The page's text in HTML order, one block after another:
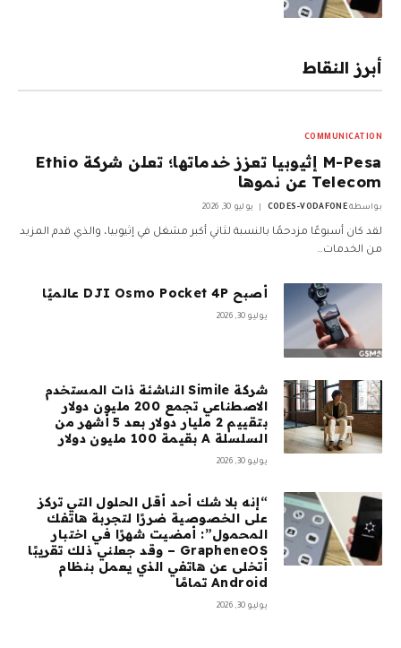
أبرز النقاط
COMMUNICATION
M-Pesa إثيوبيا تعزز خدماتها؛ تعلن شركة Ethio
Telecom عن نموها
بواسطة CODES-VODAFONE يوليو 30, 2026
لقد كان أسبوعًا مزدحمًا بالنسبة لثاني أكبر مشغل في إثيوبيا، والذي قدم المزيد
من الخدمات…
أصبح DJI Osmo Pocket 4P عالميًا
يوليو 30, 2026
شركة Simile الناشئة ذات المستخدم
الاصطناعي تجمع 200 مليون دولار
بتقييم 2 مليار دولار بعد 5 أشهر من
السلسلة A بقيمة 100 مليون دولار
يوليو 30, 2026
“إنه بلا شك أحد أقل الحلول التي تركز
على الخصوصية ضررًا لتجربة هاتفك
المحمول”: أمضيت شهرًا في اختبار
GrapheneOS – وقد جعلني ذلك تقريبًا
أتخلى عن هاتفي الذي يعمل بنظام
Android تمامًا
يوليو 30, 2026